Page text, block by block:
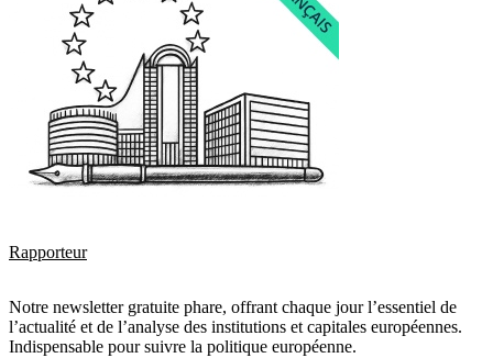
Rapporteur
Notre newsletter gratuite phare, offrant chaque jour l’essentiel de
l’actualité et de l’analyse des institutions et capitales européennes.
Indispensable pour suivre la politique européenne.